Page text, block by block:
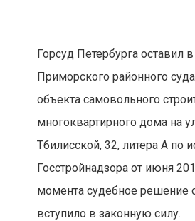
Горсуд Петербурга оставил
Приморского районного
объекта самовольного
многоквартирного дома на
Тбилисской, 32, литера А по
Госстройнадзора от июня
момента судебное решение
вступило в законную силу.